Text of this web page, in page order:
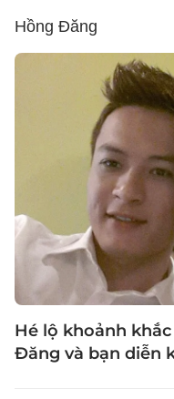
Hồng Đăng
Hé lộ khoảnh
Đăng và bạn diễn